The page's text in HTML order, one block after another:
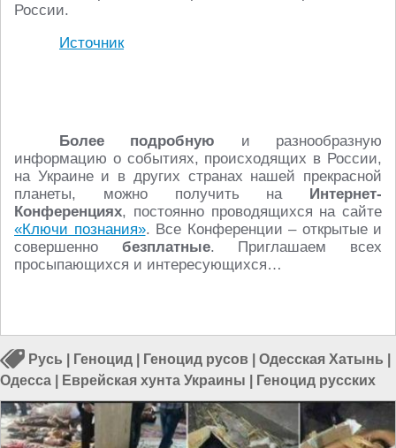
России.
Источник
Более подробную и разнообразную
информацию о событиях, происходящих в России,
на Украине и в других странах нашей прекрасной
планеты, можно получить на Интернет-
Конференциях, постоянно проводящихся на сайте
«Ключи познания». Все Конференции – открытые и
совершенно безплатные. Приглашаем всех
просыпающихся и интересующихся…
Русь Геноцид Геноцид русов Одесская Хатынь
Одесса
Еврейская хунта Украины Геноцид русских